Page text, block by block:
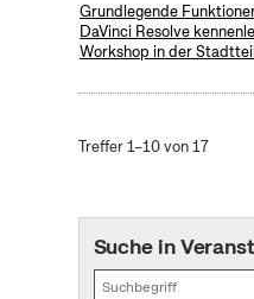
Grundlegende
DaVinci Resolve
Workshop in der
Treffer 1–10 von 17
Suche in